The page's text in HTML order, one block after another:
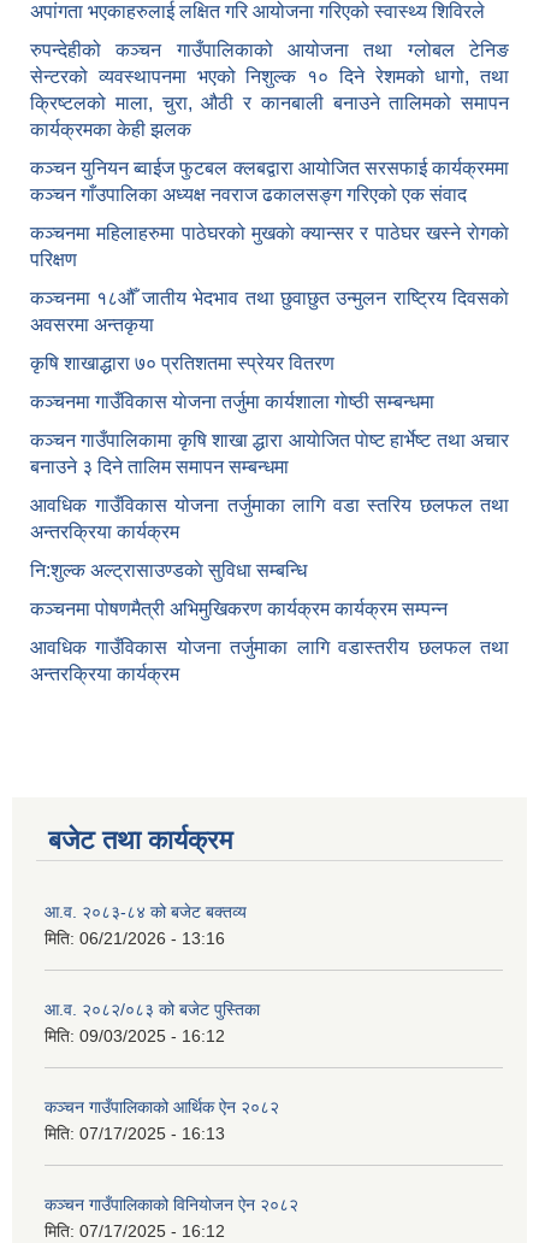
अपांगता भएकाहरुलाई लक्षित गरि आयोजना गरिएको स्वास्थ्य शिविरले
रुपन्देहीको कञ्चन गाउँपालिकाको आयोजना तथा ग्लोबल टेनिङ
सेन्टरको व्यवस्थापनमा भएको निशुल्क १० दिने रेशमको धागो, तथा
क्रिष्टलको माला, चुरा, औठी र कानबाली बनाउने तालिमको समापन
कार्यक्रमका केही झलक
कञ्चन युनियन ब्वाईज फुटबल क्लबद्वारा आयोजित सरसफाई कार्यक्रममा
कञ्चन गाँउपालिका अध्यक्ष नवराज ढकालसङ्ग गरिएको एक संवाद
कञ्‍चनमा महिलाहरुमा पाठेघरको मुखकाे क्यान्सर र पाठेघर खस्‍ने राेगकाे
परिक्षण
कञ्‍चनमा १८औँ जातीय भेदभाव तथा छुवाछुत उन्मुलन राष्ट्रिय दिवसकाे
अवसरमा अन्तकृया
कृषि शाखाद्धारा ७० प्रतिशतमा स्प्रेयर वितरण
कञ्‍चनमा गाउँविकास याेजना तर्जुमा कार्यशाला गाेष्ठी सम्बन्धमा
कञ्‍चन गाउँपालिकामा कृषि शाखा द्धारा आयाेजित पाेष्ट हार्भेष्ट तथा अचार
बनाउने ३ दिने तालिम समापन सम्बन्‍धमा
आवधिक गाउँविकास योजना तर्जुमाका लागि वडा स्तरिय छलफल तथा
अन्तरक्रिया कार्यक्रम
नि:शुल्क अल्ट्रासाउण्डकाे सुविधा सम्बन्धि
कञ्चनमा पोषणमैत्री अभिमुखिकरण कार्यक्रम कार्यक्रम सम्पन्न
आवधिक गाउँविकास योजना तर्जुमाका लागि वडास्तरीय छलफल तथा
अन्तरक्रिया कार्यक्रम
बजेट तथा कार्यक्रम
आ.व. २०८३-८४ को बजेट बक्तव्य
मिति: 06/21/2026 - 13:16
आ.व. २०८२/०८३ को बजेट पुस्तिका
मिति: 09/03/2025 - 16:12
कञ्‍चन गाउँपालिकाको आर्थिक ऐन २०८२
मिति: 07/17/2025 - 16:13
कञ्‍चन गाउँपालिकाको विनियोजन ऐन २०८२
मिति: 07/17/2025 - 16:12